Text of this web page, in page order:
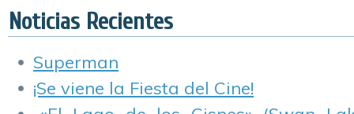
Perdona»,
«Academia de
Vampiros» y «En la
Noticias Recientes
Superman
¡Se viene la Fiesta del Cine!